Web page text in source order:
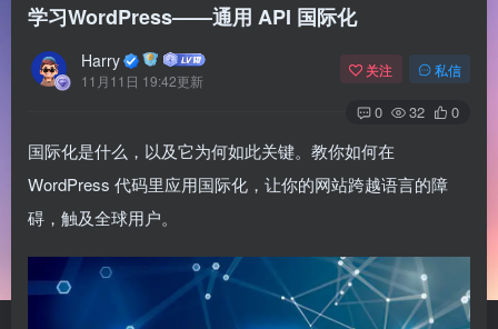
学习WordPress——通用 API 国际化
Harry
11月11日 19:42更新
关注 私信
0 32 0
国际化是什么，以及它为何如此关键。教你如何在
WordPress 代码里应用国际化，让你的网站跨越语言的障
碍，触及全球用户。